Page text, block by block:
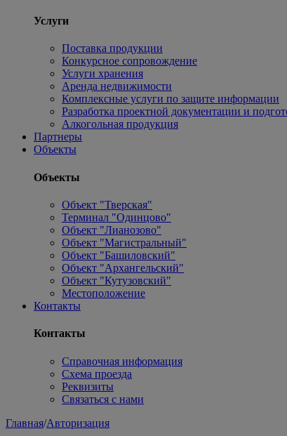
Услуги
Поставка продукции
Конкурсное сопровождение
Услуги хранения
Аренда недвижимости
Комплексные услуги по защите информации
Разработка проектной документации и
Алкогольная продукция
Партнеры
Объекты
Объекты
Объект "Тверская"
Терминал "Одинцово"
Объект "Лианозово"
Объект "Магистральный"
Объект "Башиловский"
Объект "Архангельский"
Объект "Кутузовский"
Местоположение
Контакты
Контакты
Справочная информация
Схема проезда
Реквизиты
Связаться с нами
Главная/Авторизация